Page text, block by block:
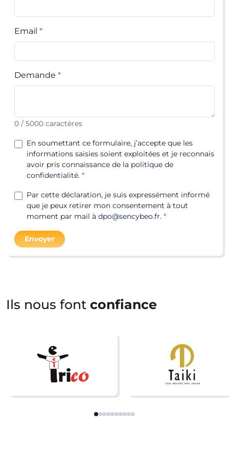
Email
Demande
0 / 5000 caractères
En soumettant ce formulaire, j’accepte que les
informations saisies soient exploitées et je reconnais
avoir pris connaissance de la politique de
confidentialité.
Par cette déclaration, je suis expressément informé
que je peux retirer mon consentement à tout
moment par mail à dpo@sencybeo.fr.
Envoyer
Ils nous font confiance